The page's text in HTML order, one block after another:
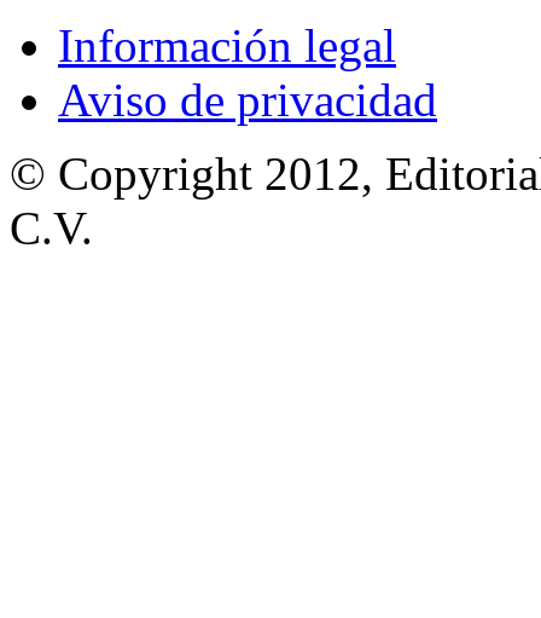
Información legal
Aviso de privacidad
© Copyright 2012,
C.V.